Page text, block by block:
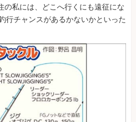
の私には、どこへ行くにも遠征にな
行チャンスがあるかないかといった